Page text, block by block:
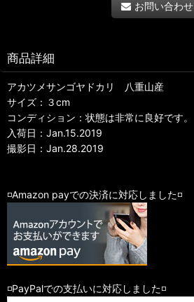
お問い合わせ
商品詳細
アカツメサンゴヤドカリ 八重山産
サイズ：３cm
コンディション：状態は非常に良好です。
入荷日：Jan.15.2019
撮影日：Jan.28.2019
◽️Amazon payでの決済に対応しました◽️
◽️PayPalでの支払いに対応しました◽️